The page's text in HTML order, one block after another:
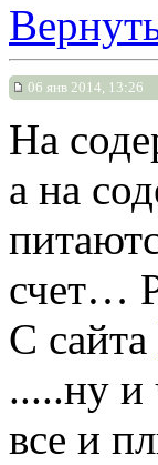
06 янв 2014, 13:26
На
а на
счет…
С сайта
.....ну и
все и